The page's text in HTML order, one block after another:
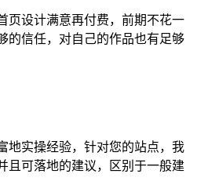
页设计满意再付费，前期不花一
的信任，对自己的作品也有足够
地实操经验，针对您的站点，我
且可落地的建议，区别于一般建